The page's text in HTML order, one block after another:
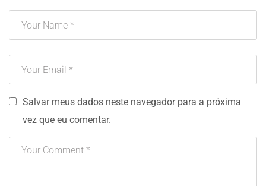
Salvar meus dados neste navegador para a próxima
vez que eu comentar.